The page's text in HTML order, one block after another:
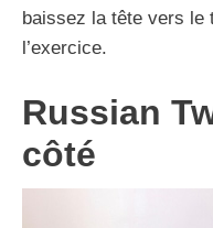
baissez la tête vers le
l’exercice.
Russian
côté